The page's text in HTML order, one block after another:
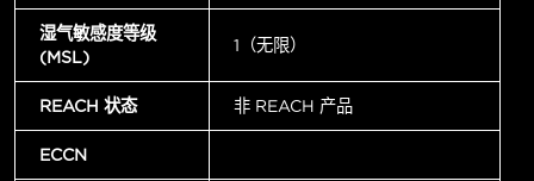
湿气敏感度等级
(MSL)
1（无限）
REACH 状态 非 REACH 产品
ECCN